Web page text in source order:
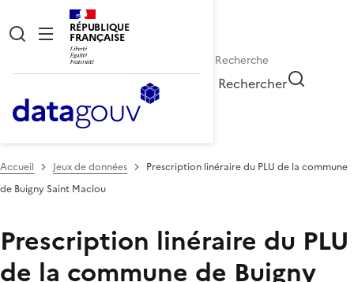
RÉPUBLIQUE
FRANÇAISE
Rechercher
Accueil Jeux de données
Prescription linéraire du PLU de la commune
de Buigny Saint Maclou
Prescription linéraire du PLU
de la commune de Buigny